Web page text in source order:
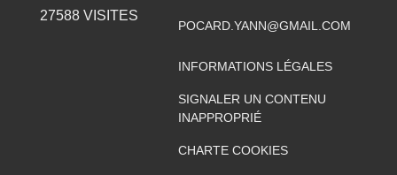
27588VISITES
POCARD.YANN@GMAIL.COM
INFORMATIONS LÉGALES
SIGNALER UN CONTENU
INAPPROPRIÉ
CHARTE COOKIES